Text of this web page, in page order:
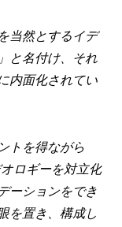
当然とするイデ
と名付け、それ
内面化されてい
トを得ながら
ロギーを対立化
ーションをでき
を置き、構成し